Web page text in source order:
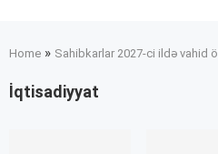
Home » Sahibkarlar 2027-ci ildə vahid
İqtisadiyyat